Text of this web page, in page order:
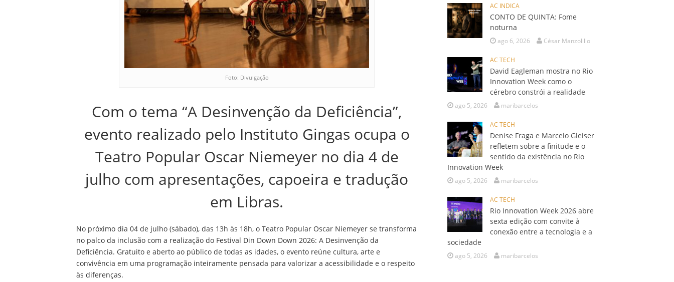
Foto: Divulgação
Com o tema “A Desinvenção da Deficiência”,
evento realizado pelo Instituto Gingas ocupa o
Teatro Popular Oscar Niemeyer no dia 4 de
julho com apresentações, capoeira e tradução
em Libras.
No próximo dia 04 de julho (sábado), das 13h às 18h, o Teatro Popular Oscar Niemeyer se transforma
no palco da inclusão com a realização do Festival Din Down Down 2026: A Desinvenção da
Deficiência. Gratuito e aberto ao público de todas as idades, o evento reúne cultura, arte e
convivência em uma programação inteiramente pensada para valorizar a acessibilidade e o respeito
às diferenças.
AC INDICA
CONTO DE QUINTA: Fome
noturna
ago 6, 2026 César Manzolillo
AC TECH
David Eagleman mostra no Rio
Innovation Week como o
cérebro constrói a realidade
ago 5, 2026 maribarcelos
AC TECH
Denise Fraga e Marcelo Gleiser
refletem sobre a finitude e o
sentido da existência no Rio
Innovation Week
ago 5, 2026 maribarcelos
AC TECH
Rio Innovation Week 2026 abre
sexta edição com convite à
conexão entre a tecnologia e a
sociedade
ago 5, 2026 maribarcelos